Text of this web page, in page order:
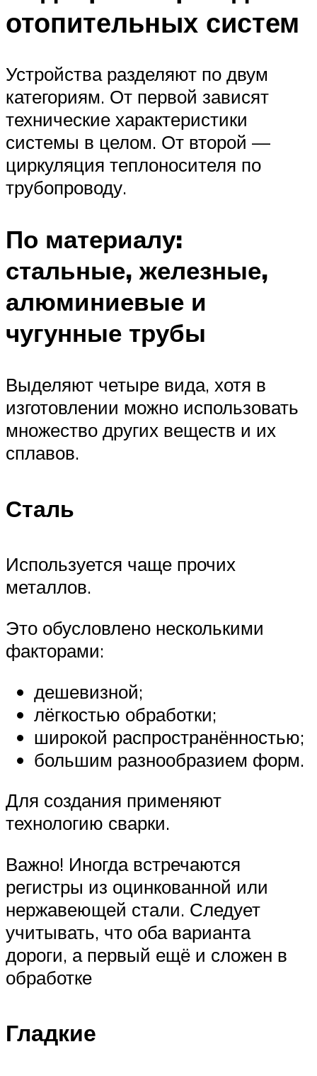
отопительных систем
Устройства разделяют по двум
категориям. От первой зависят
технические характеристики
системы в целом. От второй —
циркуляция теплоносителя по
трубопроводу.
По материалу:
стальные, железные,
алюминиевые и
чугунные трубы
Выделяют четыре вида, хотя в
изготовлении можно использовать
множество других веществ и их
сплавов.
Сталь
Используется чаще прочих
металлов.
Это обусловлено несколькими
факторами:
дешевизной;
лёгкостью обработки;
широкой распространённостью;
большим разнообразием форм.
Для создания применяют
технологию сварки.
Важно! Иногда встречаются
регистры из оцинкованной или
нержавеющей стали. Следует
учитывать, что оба варианта
дороги, а первый ещё и сложен в
обработке
Гладкие